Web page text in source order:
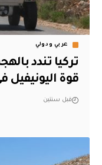
عربي ودولي
تركيا تندد
قوة اليونيفيل
قبل سنتين